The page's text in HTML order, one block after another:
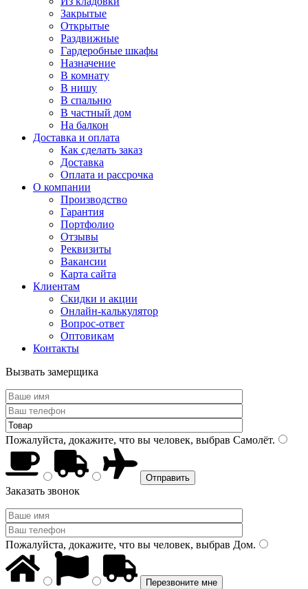
Закрытые
Открытые
Раздвижные
Гардеробные шкафы
Назначение
В комнату
В нишу
В спальню
В частный дом
На балкон
Доставка и оплата
Как сделать заказ
Доставка
Оплата и рассрочка
О компании
Производство
Гарантия
Портфолио
Отзывы
Реквизиты
Вакансии
Карта сайта
Клиентам
Скидки и акции
Онлайн-калькулятор
Вопрос-ответ
Оптовикам
Контакты
Вызвать замерщика
Пожалуйста, докажите, что вы человек, выбрав Самолёт.
Заказать звонок
Пожалуйста, докажите, что вы человек, выбрав Дом.